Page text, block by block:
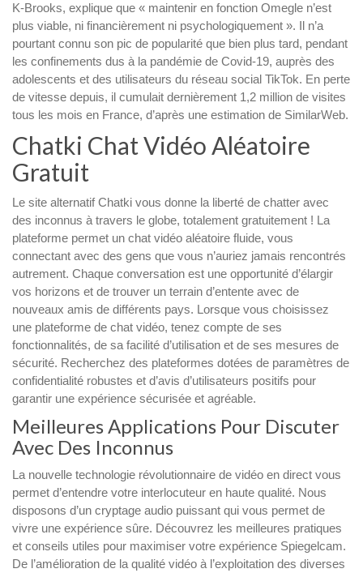
K-Brooks, explique que « maintenir en fonction Omegle n’est
plus viable, ni financièrement ni psychologiquement ». Il n’a
pourtant connu son pic de popularité que bien plus tard, pendant
les confinements dus à la pandémie de Covid-19, auprès des
adolescents et des utilisateurs du réseau social TikTok. En perte
de vitesse depuis, il cumulait dernièrement 1,2 million de visites
tous les mois en France, d’après une estimation de SimilarWeb.
Chatki Chat Vidéo Aléatoire
Gratuit
Le site alternatif Chatki vous donne la liberté de chatter avec
des inconnus à travers le globe, totalement gratuitement ! La
plateforme permet un chat vidéo aléatoire fluide, vous
connectant avec des gens que vous n’auriez jamais rencontrés
autrement. Chaque conversation est une opportunité d’élargir
vos horizons et de trouver un terrain d’entente avec de
nouveaux amis de différents pays. Lorsque vous choisissez
une plateforme de chat vidéo, tenez compte de ses
fonctionnalités, de sa facilité d’utilisation et de ses mesures de
sécurité. Recherchez des plateformes dotées de paramètres de
confidentialité robustes et d’avis d’utilisateurs positifs pour
garantir une expérience sécurisée et agréable.
Meilleures Applications Pour Discuter
Avec Des Inconnus
La nouvelle technologie révolutionnaire de vidéo en direct vous
permet d’entendre votre interlocuteur en haute qualité. Nous
disposons d’un cryptage audio puissant qui vous permet de
vivre une expérience sûre. Découvrez les meilleures pratiques
et conseils utiles pour maximiser votre expérience Spiegelcam.
De l’amélioration de la qualité vidéo à l’exploitation des diverses